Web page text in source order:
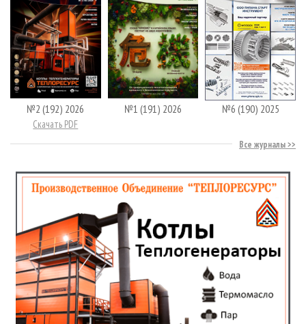
№2 (192) 2026
Скачать PDF
№1 (191) 2026 №6 (190) 2025
Все журналы